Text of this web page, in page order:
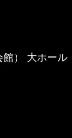
館） 大ホール